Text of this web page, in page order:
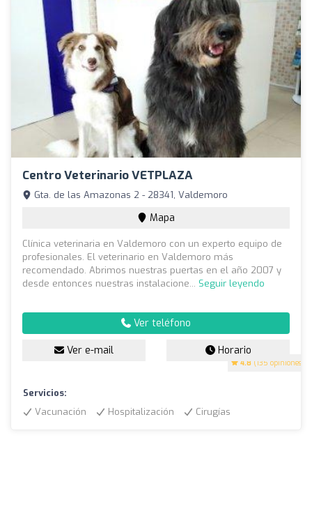
Centro Veterinario VETPLAZA
4.8 (135 opiniones)
Gta. de las Amazonas 2 - 28341, Valdemoro
Mapa
Clínica veterinaria en Valdemoro con un experto equipo de
profesionales. El veterinario en Valdemoro más
recomendado. Abrimos nuestras puertas en el año 2007 y
desde entonces nuestras instalacione... Seguir leyendo
Ver teléfono
Ver e-mail Horario
Servicios:
Vacunación
Hospitalización Cirugías